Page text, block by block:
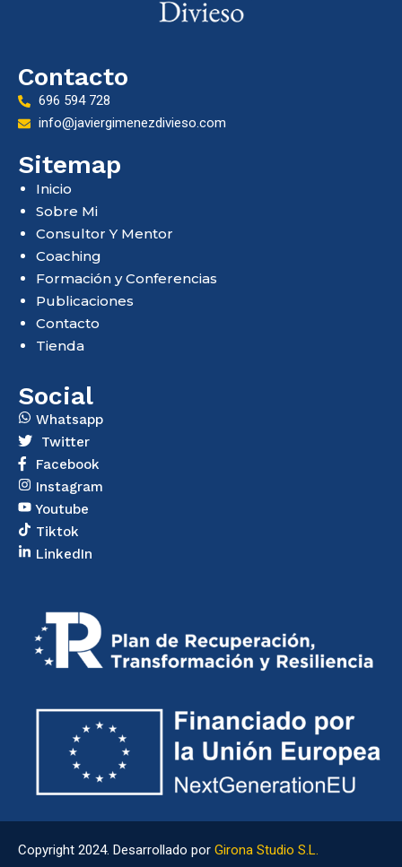
Contacto
696 594 728
info@javiergimenezdivieso.com
Sitemap
Inicio
Sobre Mi
Consultor Y Mentor
Coaching
Formación y Conferencias
Publicaciones
Contacto
Tienda
Social
Whatsapp
Twitter
Facebook
Instagram
Youtube
Tiktok
LinkedIn
Copyright 2024. Desarrollado por Girona Studio S.L.